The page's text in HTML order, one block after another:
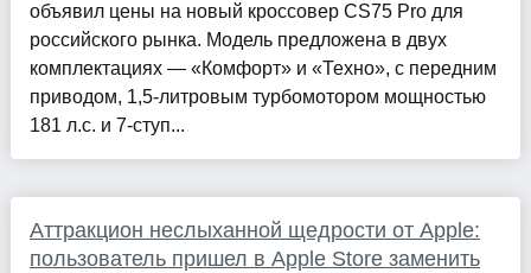
объявил цены на новый кроссовер CS75 Pro для
российского рынка. Модель предложена в двух
комплектациях — «Комфорт» и «Техно», с передним
приводом, 1,5-литровым турбомотором мощностью
181 л.с. и 7-ступ...
Аттракцион неслыханной щедрости от Apple:
пользователь пришел в Apple Store заменить